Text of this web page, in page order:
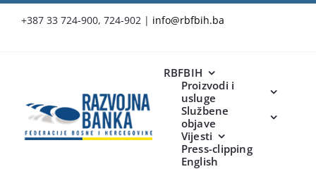
+387 33 724-900, 724-902 | info@rbfbih.ba
RBFBIH
Proizvodi i
usluge
Službene
objave
Vijesti
Press-clipping
English